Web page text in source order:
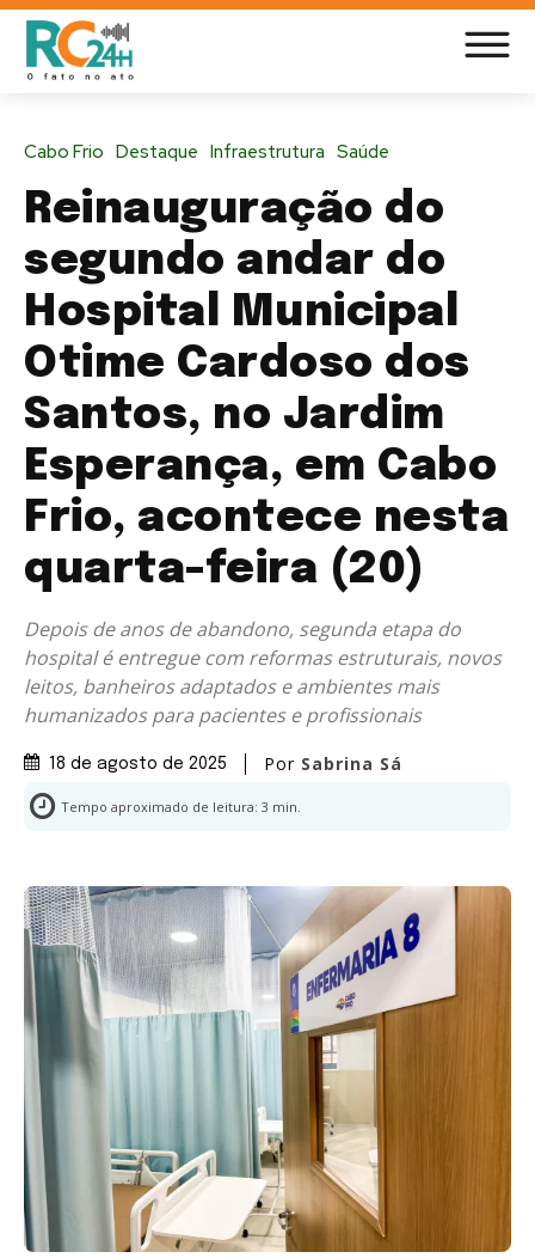
Cabo Frio Destaque Infraestrutura Saúde
Reinauguração do
segundo andar do
Hospital Municipal
Otime Cardoso dos
Santos, no Jardim
Esperança, em Cabo
Frio, acontece nesta
quarta-feira (20)
Depois de anos de abandono, segunda etapa do
hospital é entregue com reformas estruturais, novos
leitos, banheiros adaptados e ambientes mais
humanizados para pacientes e profissionais
18 de agosto de 2025 Por Sabrina Sá
Tempo aproximado de leitura: 3 min.